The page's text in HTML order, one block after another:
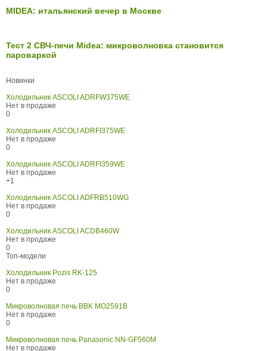
MIDEA: итальянский вечер в Москве
Тест 2 СВЧ-печи Midea: микроволновка становится
пароваркой
Новинки
Холодильник ASCOLI ADRFW375WE
Нет в продаже
0
Холодильник ASCOLI ADRFI375WE
Нет в продаже
0
Холодильник ASCOLI ADRFI359WE
Нет в продаже
+1
Холодильник ASCOLI ADFRB510WG
Нет в продаже
0
Холодильник ASCOLI ACDB460W
Нет в продаже
0
Топ-модели
Холодильник Pozis RK-125
Нет в продаже
0
Микроволновая печь BBK MO2591B
Нет в продаже
0
Микроволновая печь Panasonic NN-GF560M
Нет в продаже